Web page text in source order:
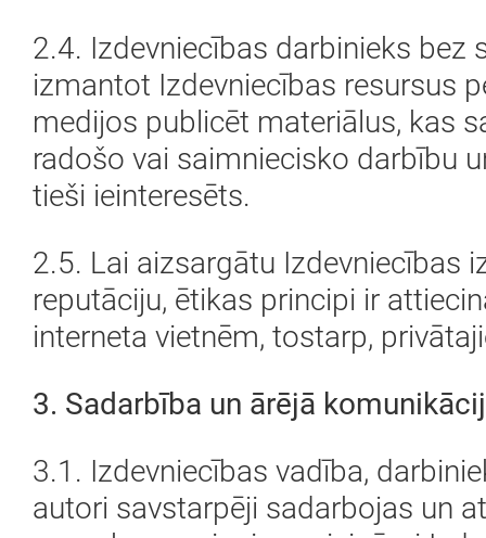
2.4. Izdevniecības darbinieks
izmantot Izdevniecības resursus
medijos publicēt materiālus, kas
radošo vai saimniecisko darbību
tieši ieinteresēts.
2.5. Lai aizsargātu Izdevniecības
reputāciju, ētikas principi ir
interneta vietnēm, tostarp,
3. Sadarbība un ārējā
3.1. Izdevniecības vadība,
autori savstarpēji sadarbojas un